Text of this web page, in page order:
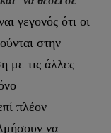
γεγονός ότι οι
στην
με τις άλλες
πλέον
να